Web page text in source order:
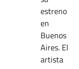
estreno
en
Buenos
Aires. El
artista